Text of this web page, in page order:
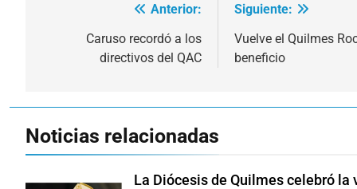
Navegación Anterior:
Caruso recordó a los
directivos del QAC
Siguiente:
Vuelve el Quilmes
beneficio
Noticias relacionadas
La Diócesis de Quilmes celebró la